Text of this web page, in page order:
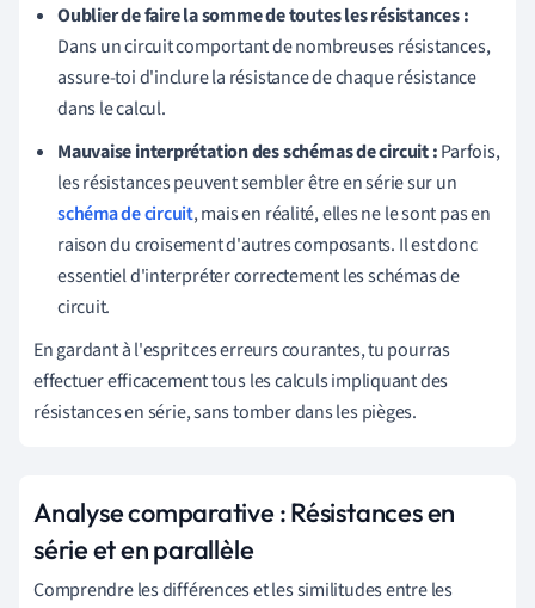
Oublier de faire la somme de toutes les résistances :
Dans un circuit comportant de nombreuses résistances,
assure-toi d'inclure la résistance de chaque résistance
dans le calcul.
Mauvaise interprétation des schémas de circuit :Parfois,
les résistances peuvent sembler être en série sur un
schéma de circuit, mais en réalité, elles ne le sont pas en
raison du croisement d'autres composants. Il est donc
essentiel d'interpréter correctement les schémas de
circuit.
En gardant à l'esprit ces erreurs courantes, tu pourras
effectuer efficacement tous les calculs impliquant des
résistances en série, sans tomber dans les pièges.
Analyse comparative : Résistances en
série et en parallèle
Comprendre les différences et les similitudes entre les